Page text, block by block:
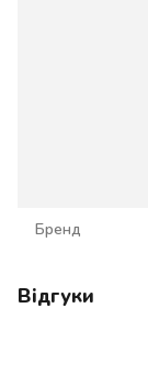
Бренд
Відгуки